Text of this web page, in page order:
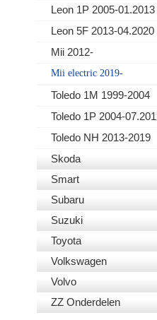
Leon 1P 2005-01.2013
Leon 5F 2013-04.2020
Mii 2012-
Mii electric 2019-
Toledo 1M 1999-2004
Toledo 1P 2004-
Toledo NH 2013-2019
Skoda
Smart
Subaru
Suzuki
Toyota
Volkswagen
Volvo
ZZ Onderdelen